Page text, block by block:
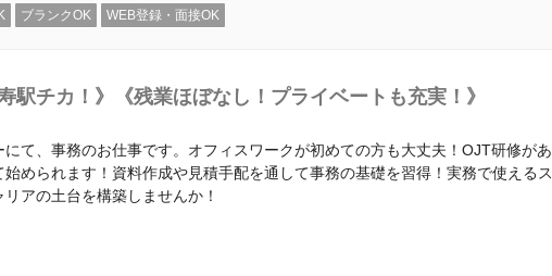
ブランクOK WEB登録・面接OK
寿駅チカ！》《残業ほぼなし！プライベートも充実！》
て、事務のお仕事です。オフィスワークが初めての方も大丈夫！OJT研修があ
始められます！資料作成や見積手配を通して事務の基礎を習得！実務で使えるス
アの土台を構築しませんか！